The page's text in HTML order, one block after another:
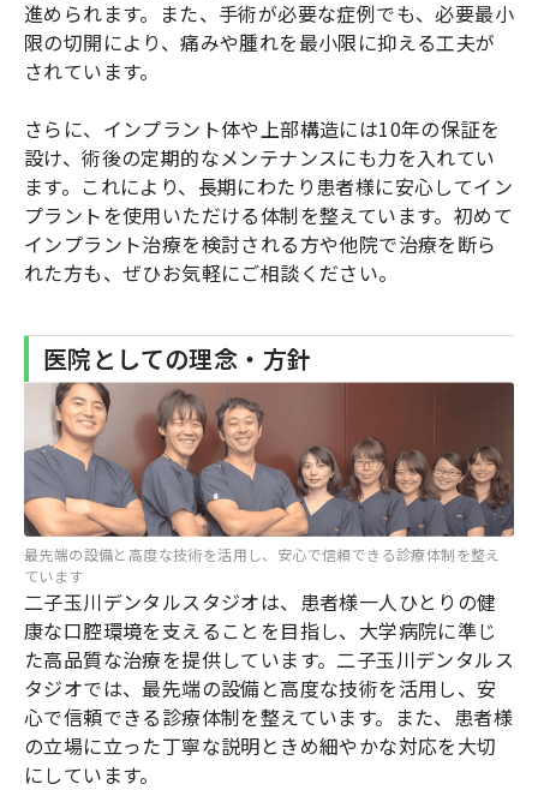
進められます。また、手術が必要な症例でも、必要最小
限の切開により、痛みや腫れを最小限に抑える工夫が
されています。
さらに、インプラント体や上部構造には10年の保証を
設け、術後の定期的なメンテナンスにも力を入れてい
ます。これにより、長期にわたり患者様に安心してイン
プラントを使用いただける体制を整えています。初めて
インプラント治療を検討される方や他院で治療を断ら
れた方も、ぜひお気軽にご相談ください。
医院としての理念・方針
最先端の設備と高度な技術を活用し、安心で信頼できる診療体制を整え
ています
二子玉川デンタルスタジオは、患者様一人ひとりの健
康な口腔環境を支えることを目指し、大学病院に準じ
た高品質な治療を提供しています。二子玉川デンタルス
タジオでは、最先端の設備と高度な技術を活用し、安
心で信頼できる診療体制を整えています。また、患者様
の立場に立った丁寧な説明ときめ細やかな対応を大切
にしています。